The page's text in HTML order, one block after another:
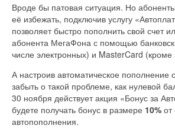
Вроде бы патовая ситуация. Но
её избежать, подключив услугу
позволяет быстро пополнить свой счет
абонента МегаФона с помощью
числе электронных) и MasterCard (кроме
А настроив автоматическое
забыть о такой проблеме, как нулевой
30 ноября действует акция «Бонус за
будете получать бонус в размере 10%
автопополнения.